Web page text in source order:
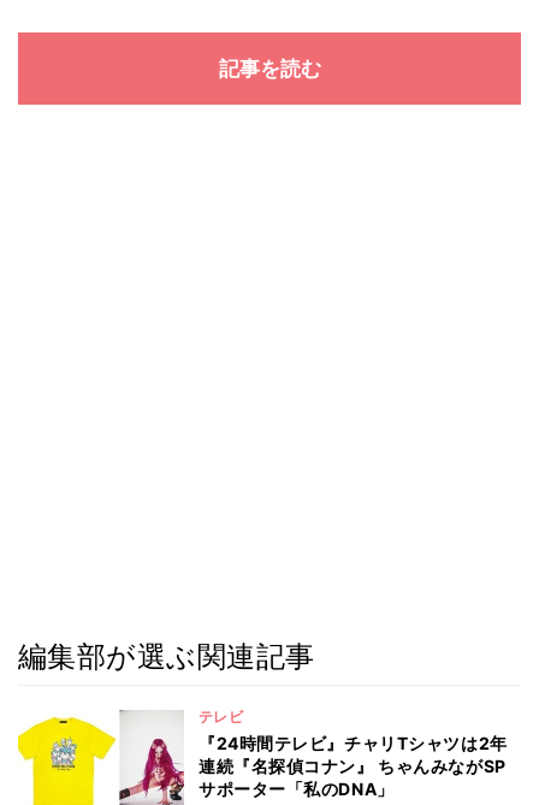
記事を読む
編集部が選ぶ関連記事
テレビ
『24時間テレビ』チャリTシャツは2年
連続『名探偵コナン』 ちゃんみながSP
サポーター「私のDNA」